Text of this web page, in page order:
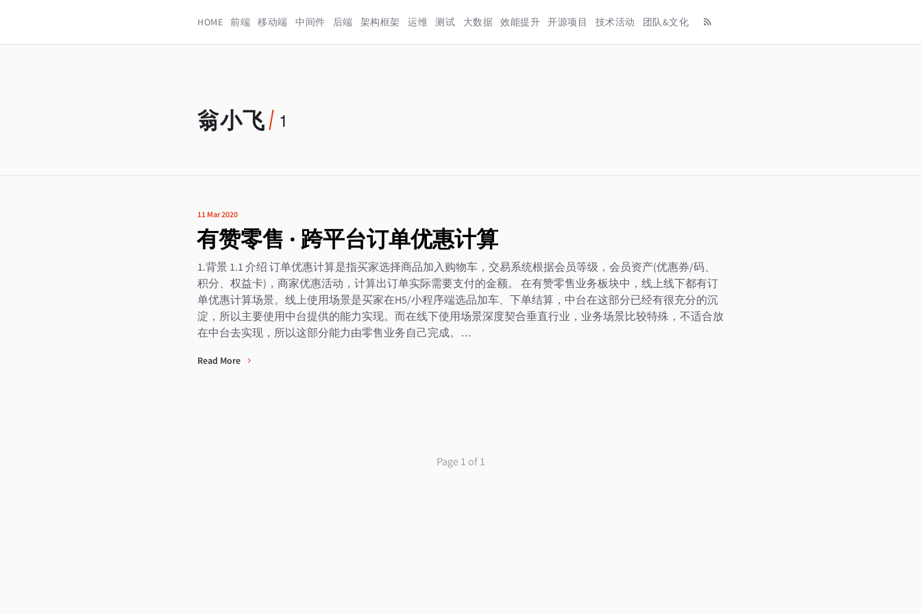
HOME 前端 移动端 中间件 后端 架构框架 运维 测试 大数据 效能提升 开源项目 技术活动 团队&文化
翁小飞 1
11 Mar 2020
有赞零售 · 跨平台订单优惠计算
1.背景 1.1 介绍 订单优惠计算是指买家选择商品加入购物车，交易系统根据会员等级，会员资产(优惠券/码、
积分、权益卡)，商家优惠活动，计算出订单实际需要支付的金额。 在有赞零售业务板块中，线上线下都有订
单优惠计算场景。线上使用场景是买家在H5/小程序端选品加车、下单结算，中台在这部分已经有很充分的沉
淀，所以主要使用中台提供的能力实现。而在线下使用场景深度契合垂直行业，业务场景比较特殊，不适合放
在中台去实现，所以这部分能力由零售业务自己完成。…
Read More
Page 1 of 1